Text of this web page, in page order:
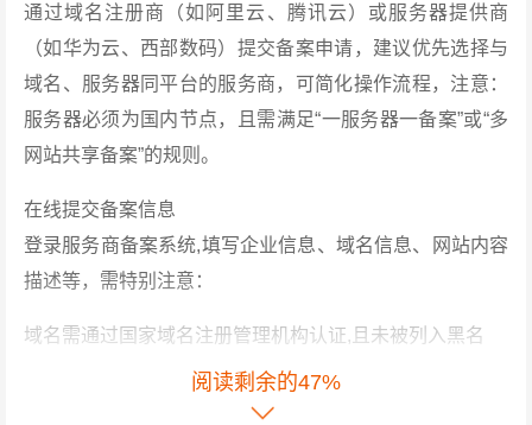
通过域名注册商（如阿里云、腾讯云）或服务器提供商
（如华为云、西部数码）提交备案申请，建议优先选择与
域名、服务器同平台的服务商，可简化操作流程，注意：
服务器必须为国内节点，且需满足“一服务器一备案”或“多
网站共享备案”的规则。
在线提交备案信息
登录服务商备案系统,填写企业信息、域名信息、网站内容
描述等，需特别注意：
域名需通过国家域名注册管理机构认证,且未被列入黑名
单；需符合《互联网信息服务管理办法》，避免涉及敏感
行业（如金融、医疗）未取得前置审批；
阅读剩余的47%